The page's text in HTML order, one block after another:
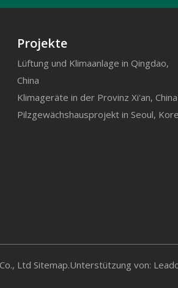
Projekte
Lüftung und Klimaanlage in Qingdao,
China
Klimageräte in der Provinz Xi'an, China
Pilzgewächshausprojekt in Seoul,
Ltd Sitemap.Unterstützung von: